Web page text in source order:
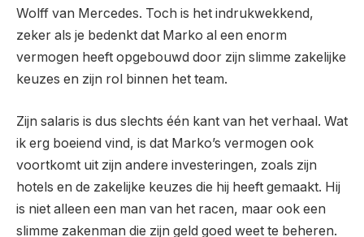
Wolff van Mercedes. Toch is het indrukwekkend,
zeker als je bedenkt dat Marko al een enorm
vermogen heeft opgebouwd door zijn slimme zakelijke
keuzes en zijn rol binnen het team.
Zijn salaris is dus slechts één kant van het verhaal. Wat
ik erg boeiend vind, is dat Marko’s vermogen ook
voortkomt uit zijn andere investeringen, zoals zijn
hotels en de zakelijke keuzes die hij heeft gemaakt. Hij
is niet alleen een man van het racen, maar ook een
slimme zakenman die zijn geld goed weet te beheren.